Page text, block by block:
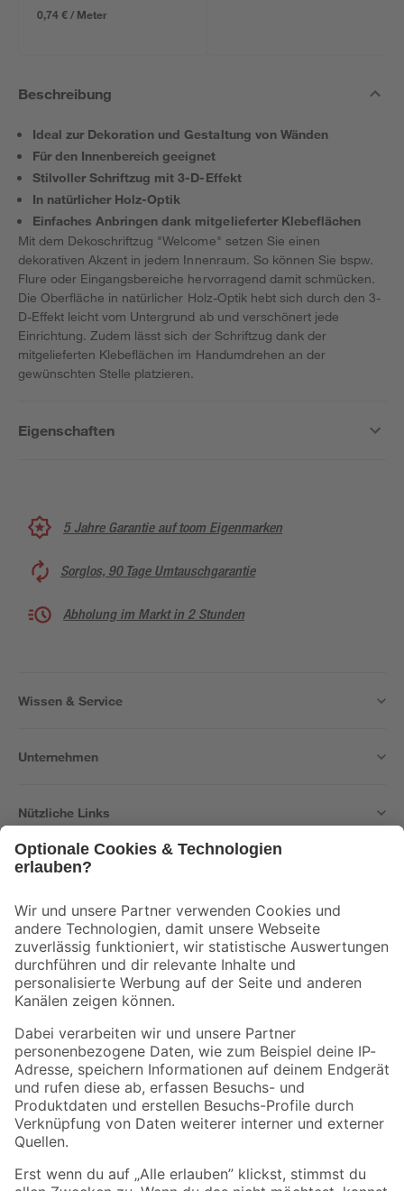
0,74 € / Meter
Beschreibung
Ideal zur Dekoration und Gestaltung von Wänden
Für den Innenbereich geeignet
Stilvoller Schriftzug mit 3-D-Effekt
In natürlicher Holz-Optik
Einfaches Anbringen dank mitgelieferter Klebeflächen
Mit dem Dekoschriftzug "Welcome" setzen Sie einen
dekorativen Akzent in jedem Innenraum. So können Sie bspw.
Flure oder Eingangsbereiche hervorragend damit schmücken.
Die Oberfläche in natürlicher Holz-Optik hebt sich durch den 3-
D-Effekt leicht vom Untergrund ab und verschönert jede
Einrichtung. Zudem lässt sich der Schriftzug dank der
mitgelieferten Klebeflächen im Handumdrehen an der
gewünschten Stelle platzieren.
Eigenschaften
5 Jahre Garantie auf toom Eigenmarken
Sorglos, 90 Tage Umtauschgarantie
Abholung im Markt in 2 Stunden
Wissen & Service
Unternehmen
Nützliche Links
Der toom Newsletter: Keine Angebote und Aktionen mehr verpassen!
Zur Newsletter Anmeldung
Folge uns
Zahlungsarten Versandarten
Sicher einkaufen